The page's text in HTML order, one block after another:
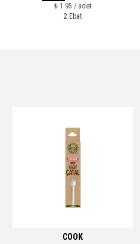
₺ 1.95 / adet
2 Ebat
COOK